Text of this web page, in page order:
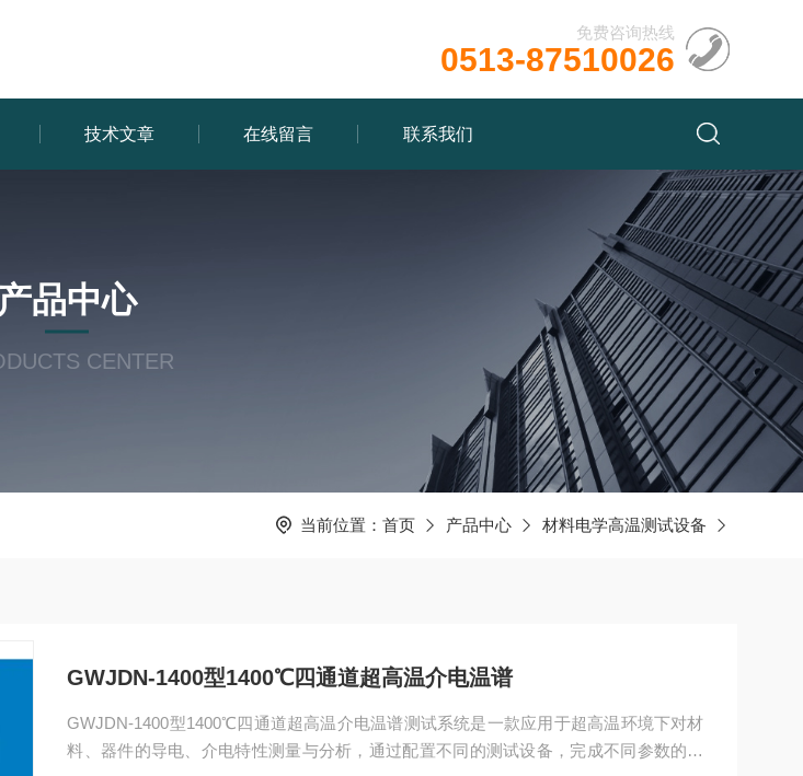
免费咨询热线
0513-87510026
技术文章 在线留言 联系我们
产品中心
CENTER
当前位置： 首页 产品中心 材料电学高温测试设备
GWJDN-1400型1400℃四通道超高温介电温谱
GWJDN-1400型1400℃四通道超高温介电温谱测试系统是一款应用于超高温环境下对材
料、器件的导电、介电特性测量与分析，通过配置不同的测试设备，完成不同参数的测